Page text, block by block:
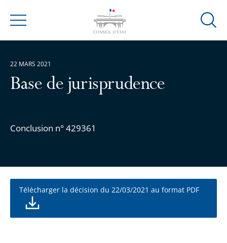
Menu
Ouvrir
Base de jurisprudence
Conclusion n° 429361
22 MARS 2021
Télécharger la décision du 22/03/2021 au format PDF